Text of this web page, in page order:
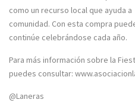
como un recurso local que ayuda
comunidad. Con esta compra
continúe celebrándose cada año.
Para más información sobre la
puedes consultar:
@Laneras